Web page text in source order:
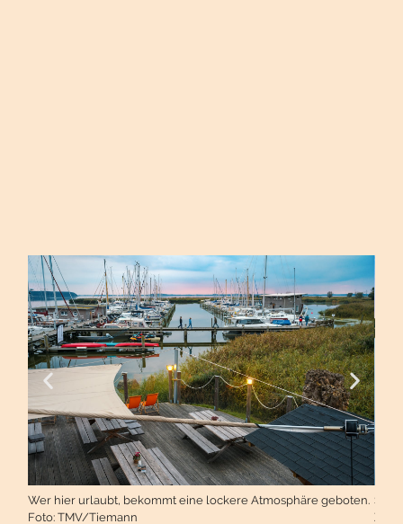
Wer hier urlaubt, bekommt eine lockere Atmosphäre geboten.
Foto: TMV/Tiemann